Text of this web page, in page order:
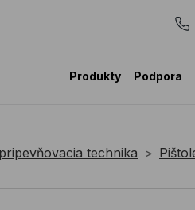
Produkty Podpora
technika